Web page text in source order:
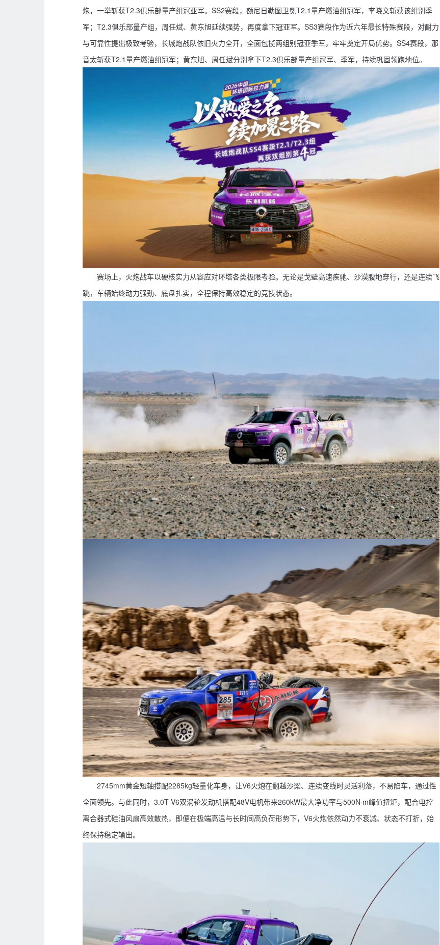
炮，一举斩获T2.3俱乐部量产组冠亚军。SS2赛段，额尼日勒图卫冕T2.1量产燃油组冠军，李晓文斩获该组别季
军；T2.3俱乐部量产组，周任斌、黄东旭延续强势，再度拿下冠亚军。SS3赛段作为近六年最长特殊赛段，对耐力
与可靠性提出极致考验，长城炮战队依旧火力全开，全面包揽两组别冠亚季军，牢牢奠定开局优势。SS4赛段，那
音太斩获T2.1量产燃油组冠军；黄东旭、周任斌分别拿下T2.3俱乐部量产组冠军、季军，持续巩固领跑地位。
赛场上，火炮战车以硬核实力从容应对环塔各类极限考验。无论是戈壁高速疾驰、沙漠腹地穿行，还是连续飞
跳，车辆始终动力强劲、底盘扎实，全程保持高效稳定的竞技状态。
2745mm黄金短轴搭配2285kg轻量化车身，让V6火炮在翻越沙梁、连续变线时灵活利落，不易陷车，通过性
全面领先。与此同时，3.0T V6双涡轮发动机搭配48V电机带来260kW最大净功率与500N·m峰值扭矩，配合电控
离合器式硅油风扇高效散热，即便在极端高温与长时间高负荷形势下，V6火炮依然动力不衰减、状态不打折，始
终保持稳定输出。